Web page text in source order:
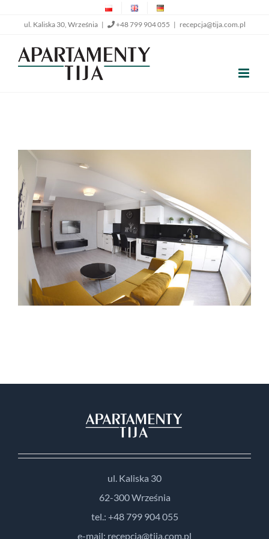
zawartości
ul. Kaliska 30, Września | +48 799 904 055 | recepcja@tija.com.pl
ul. Kaliska 30
62-300 Września
tel.: +48 799 904 055
e-mail: recepcja@tija.com.pl